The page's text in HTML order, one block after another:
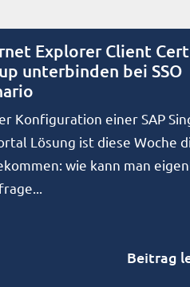
Explorer Client
unterbinden bei SSO
Konfiguration einer SAP
Lösung ist diese Woche
wie kann man
Beitrag